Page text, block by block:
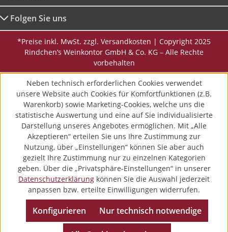
Folgen Sie uns
*Preise inkl. MwSt. zzgl. Versandkosten | Copyright 2025
Rindchen’s Weinkontor GmbH & Co. KG – Alle Rechte
vorbehalten
Neben technisch erforderlichen Cookies verwendet
unsere Website auch Cookies für Komfortfunktionen (z.B.
Warenkorb) sowie Marketing-Cookies, welche uns die
statistische Auswertung und eine auf Sie individualisierte
Darstellung unseres Angebotes ermöglichen. Mit „Alle
Akzeptieren“ erteilen Sie uns Ihre Zustimmung zur
Nutzung, über „Einstellungen“ können Sie aber auch
gezielt Ihre Zustimmung nur zu einzelnen Kategorien
geben. Über die „Privatsphäre-Einstellungen“ in unserer
Datenschutzerklärung können Sie die Auswahl jederzeit
anpassen bzw. erteilte Einwilligungen widerrufen.
Nur technisch notwendige
Konfigurieren